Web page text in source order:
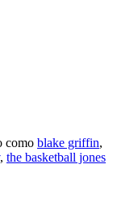
como blake griffin,
, the basketball jones